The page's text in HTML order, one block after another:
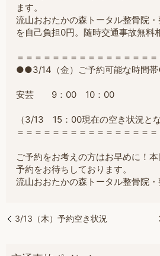
ます。
流山おおたかの森トータル整骨院
を自己負担0円。随時交通事故無料
＝＝＝＝＝＝＝＝＝＝＝＝＝＝＝
●●3/14（金）ご予約可能な時間
安芸 9：00 10：00
（3/13 15：00現在の空き状況とな
＝＝＝＝＝＝＝＝＝＝＝＝＝＝＝
ご予約をお考えの方はお早めに！
予約をお待ちしております。
流山おおたかの森トータル整骨院
3/13（木）予約空き状況